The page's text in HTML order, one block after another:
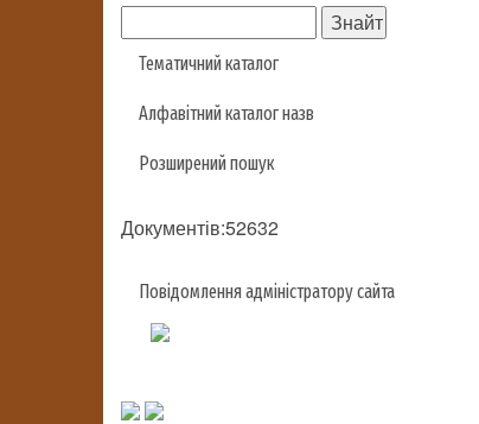
Тематичний каталог
Алфавітний каталог назв
Розширений пошук
Документів:52632
Повідомлення адміністратору сайта